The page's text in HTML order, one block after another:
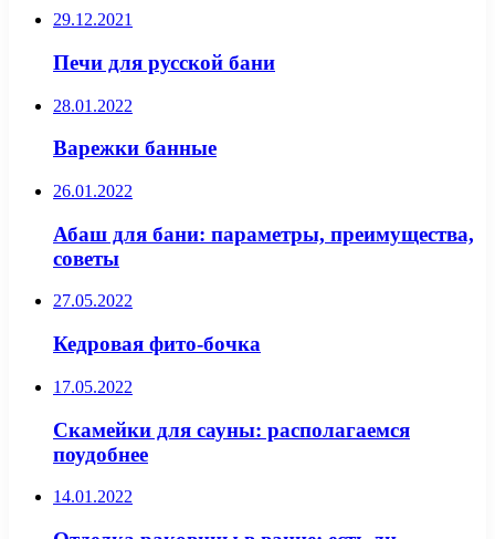
29.12.2021
Печи для русской бани
28.01.2022
Варежки банные
26.01.2022
Абаш для бани: параметры, преимущества,
советы
27.05.2022
Кедровая фито-бочка
17.05.2022
Скамейки для сауны: располагаемся
поудобнее
14.01.2022